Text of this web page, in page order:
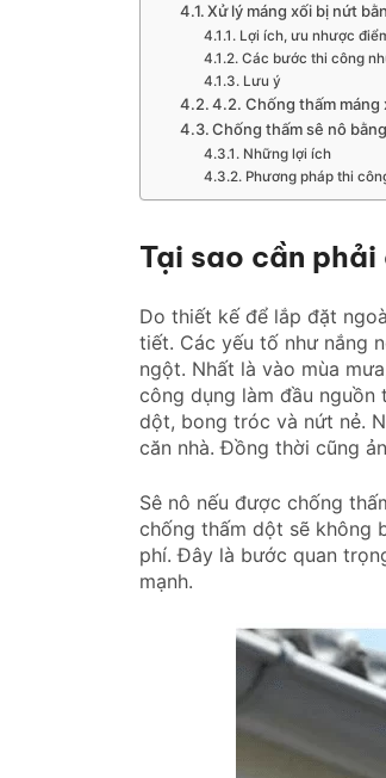
Xử lý máng xối bị nứt
Lợi ích, ưu nhược
Các bước thi công
Lưu ý
4.2. Chống thấm
Chống thấm sê nô
Những lợi ích
Phương pháp thi
Tại sao cần
Do thiết kế để lắp đặt
tiết. Các yếu tố như nắng
ngột. Nhất là vào mùa
công dụng làm đầu
dột, bong tróc và nứt nẻ.
căn nhà. Đồng thời cũng
Sê nô nếu được chống
chống thấm dột sẽ không
phí. Đây là bước quan
mạnh.